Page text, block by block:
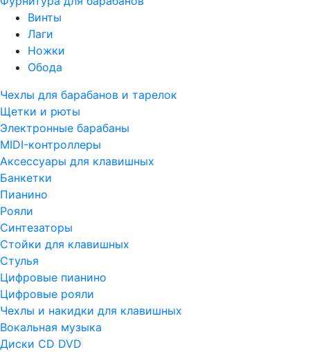
Винты
Лаги
Ножки
Обода
Чехлы для барабанов и тарелок
Щетки и рюты
Электронные барабаны
MIDI-контроллеры
Аксессуары для клавишных
Банкетки
Пианино
Рояли
Синтезаторы
Стойки для клавишных
Стулья
Цифровые пианино
Цифровые рояли
Чехлы и накидки для клавишных
Вокальная музыка
Диски CD DVD